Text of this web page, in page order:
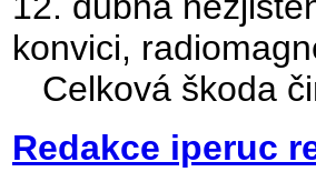
konvici,
Celková škoda
Redakce iperuc